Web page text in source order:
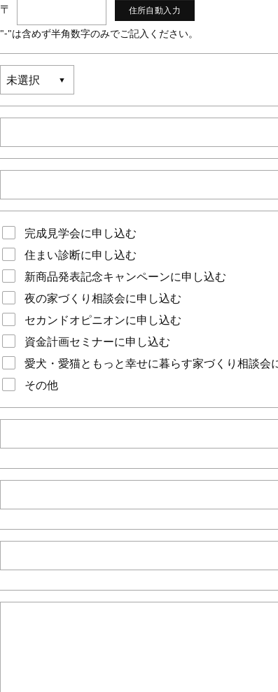
〒
"-"は含めず半角数字のみでご記入ください。
完成見学会に申し込む
住まい診断に申し込む
新商品発表記念キャンペーンに申し込む
夜の家づくり相談会に申し込む
セカンドオピニオンに申し込む
資金計画セミナーに申し込む
愛犬・愛猫ともっと幸せに暮らす家づくり相談会
その他